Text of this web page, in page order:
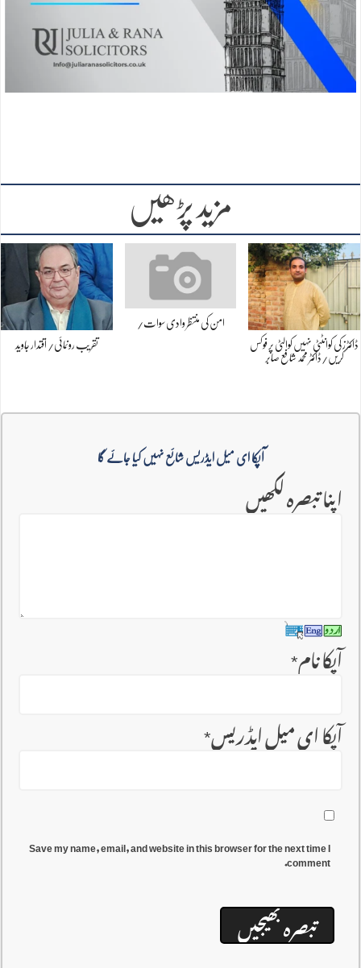
مزید پڑھیں
ڈاکٹرز کی کوانٹٹی نہیں کوالٹی پر فوکس
کریں/ڈاکٹر محمد شافع صابر
امن کی منتظر وادی سوات/
تقریب رونمائی/ اقتدار جاوید
آپکا ای میل ایڈریس شائع نہیں کیا جائے گا
اپنا تبصرہ لکھیں
آپکا نام*
آپکا ای میل ایڈریس*
Save my name, email, and website in this browser for the next time I
comment.